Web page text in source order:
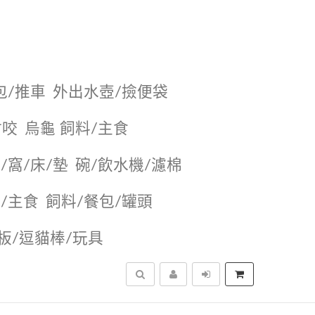
/推車 外出水壺/撿便袋
烏龜 飼料/主食
窩/床/墊 碗/飲水機/濾棉
主食 飼料/餐包/罐頭
/逗貓棒/玩具
搜尋